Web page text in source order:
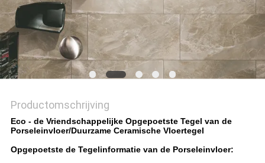
Productomschrijving
Eco - de Vriendschappelijke Opgepoetste Tegel van de
Porseleinvloer/Duurzame Ceramische Vloertegel
Opgepoetste de Tegelinformatie van de Porseleinvloer: